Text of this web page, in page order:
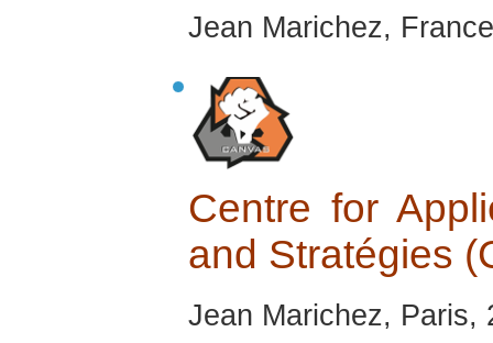
Jean Marichez,
Centre for
and Stratégies
Jean Marichez, Paris,